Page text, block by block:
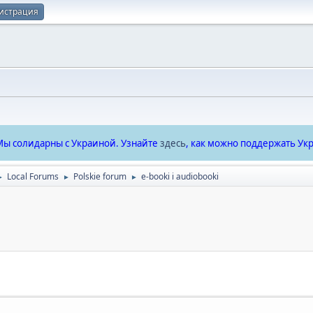
солидарны с Украиной. Узнайте здесь, как можно поддержать
Local Forums ► Polskie forum ► e-booki i audiobooki